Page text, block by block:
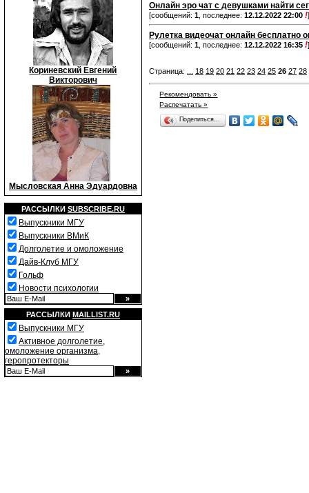
Кориневский Евгений
Викторович
Мысловская Анна Эдуардовна
РАССЫЛКИ SUBSCRIBE.RU
Выпускники МГУ
Выпускники ВМиК
Долголетие и омоложение
Дайв-Клуб МГУ
Гольф
Новости психологии
РАССЫЛКИ MAILLIST.RU
Выпускники МГУ
Активное долголетие,
омоложение организма,
геропротекторы
Онлайн эро чат с девушками найти
[сообщений: 1 , последнее: 12.12.2022 22:00 !]
Рулетка видеочат онлайн бесплатно
[сообщений: 1 , последнее: 12.12.2022 16:35 !]
Страница: 18 19 20 21 22 23 24 25 26 27 28
Рекомендовать »
Распечатать »
Поделиться…